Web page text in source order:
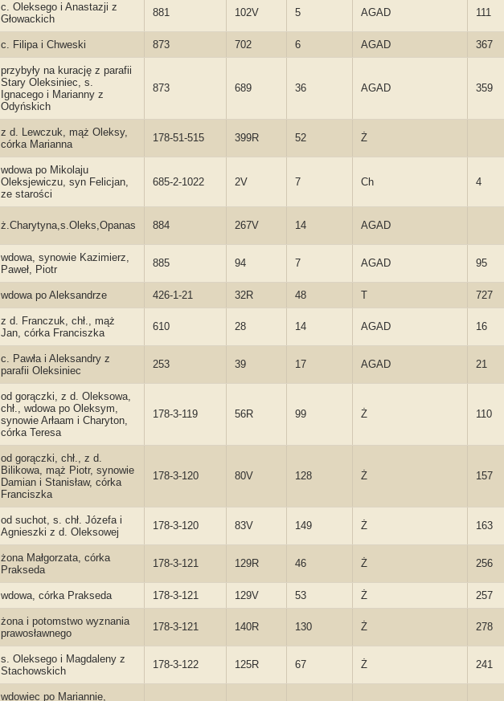
c. Oleksego i Anastazji z
Głowackich
881 102V 5 AGAD 111
c. Filipa i Chweski 873 702 6 AGAD 367
przybyły na kurację z parafii
Stary Oleksiniec, s.
Ignacego i Marianny z
Odyńskich
873 689 36 AGAD 359
z d. Lewczuk, mąż Oleksy,
córka Marianna
178-51-515 399R 52 Ż
wdowa po Mikolaju
Oleksjewiczu, syn Felicjan,
ze starości
685-2-1022 2V 7 Ch 4
ż.Charytyna,s.Oleks,Opanas 884 267V 14 AGAD
wdowa, synowie Kazimierz,
Paweł, Piotr
885 94 7 AGAD 95
wdowa po Aleksandrze 426-1-21 32R 48 T 727
z d. Franczuk, chł., mąż
Jan, córka Franciszka
610 28 14 AGAD 16
c. Pawła i Aleksandry z
parafii Oleksiniec
253 39 17 AGAD 21
od gorączki, z d. Oleksowa,
chł., wdowa po Oleksym,
synowie Arłaam i Charyton,
córka Teresa
178-3-119 56R 99 Ż 110
od gorączki, chł., z d.
Bilikowa, mąż Piotr, synowie
Damian i Stanisław, córka
Franciszka
178-3-120 80V 128 Ż 157
od suchot, s. chł. Józefa i
Agnieszki z d. Oleksowej
178-3-120 83V 149 Ż 163
żona Małgorzata, córka
Prakseda
178-3-121 129R 46 Ż 256
wdowa, córka Prakseda 178-3-121 129V 53 Ż 257
żona i potomstwo wyznania
prawosławnego
178-3-121 140R 130 Ż 278
s. Oleksego i Magdaleny z
Stachowskich
178-3-122 125R 67 Ż 241
wdowiec po Mariannie,